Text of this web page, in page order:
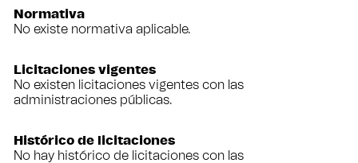
Normativa
No existe normativa aplicable.
Licitaciones vigentes
No existen licitaciones vigentes con las
administraciones públicas.
Histórico de licitaciones
No hay histórico de licitaciones con las